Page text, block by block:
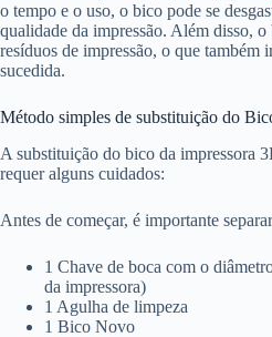
o tempo e o uso, o bico pode se
qualidade da impressão. Além disso,
resíduos de impressão, o que também
sucedida.
Método simples de substituição do
A substituição do bico da impressora
requer alguns cuidados:
Antes de começar, é importante
1 Chave de boca com o
da impressora)
1 Agulha de limpeza
1 Bico Novo